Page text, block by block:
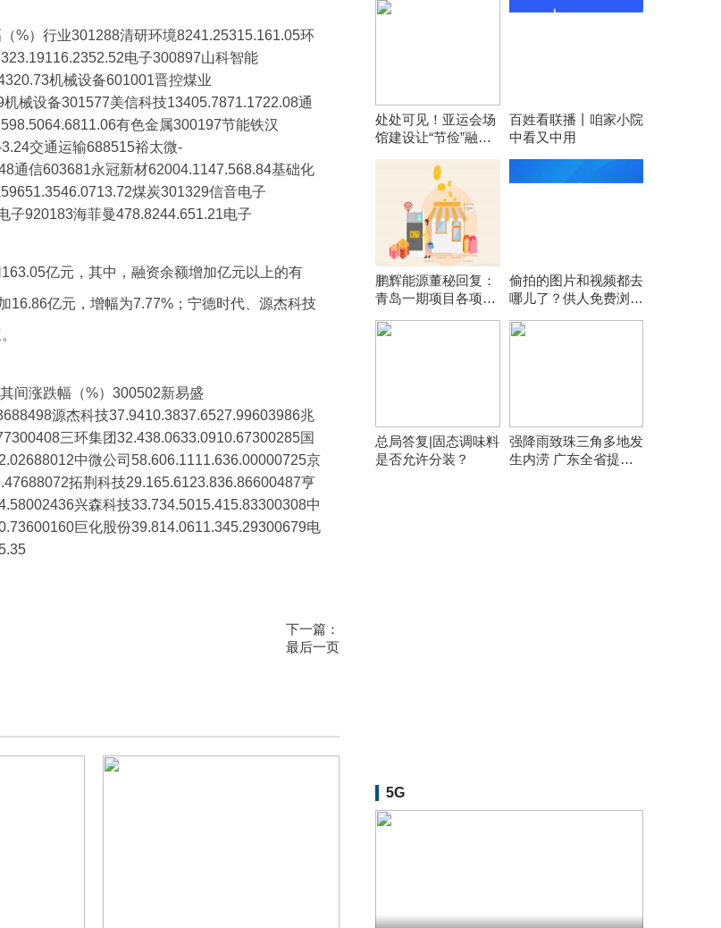
%）行业301288清研环境8241.25315.161.05环
电子300897山科智能
机械设备601001晋控煤业
械设备301577美信科技13405.7871.1722.08通
有色金属300197节能铁汉
交通运输688515裕太微-
通信603681永冠新材62004.1147.568.84基础化
煤炭301329信音电子
子920183海菲曼478.8244.651.21电子
亿元，其中，融资余额增加亿元以上的有
16.86亿元，增幅为7.77%；宁德时代、源杰科技
间涨跌幅（%）300502新易盛
源杰科技37.9410.3837.6527.99603986兆
三环集团32.438.0633.0910.67300285国
中微公司58.606.1111.636.00000725京
拓荆科技29.165.6123.836.86600487亨
兴森科技33.734.5015.415.83300308中
巨化股份39.814.0611.345.29300679电
下一篇：
最后一页
处处可见！亚运会场
馆建设让“节俭”融入
百姓看联播丨咱家小院
中看又中用
鹏辉能源董秘回复：
青岛一期项目各项前
进，计划年内开工建
偷拍的图片和视频都去
哪儿了？供人免费浏览
总局答复|固态调味料
是否允许分装？
强降雨致珠三角多地发
生内涝 广东全省提前
5G